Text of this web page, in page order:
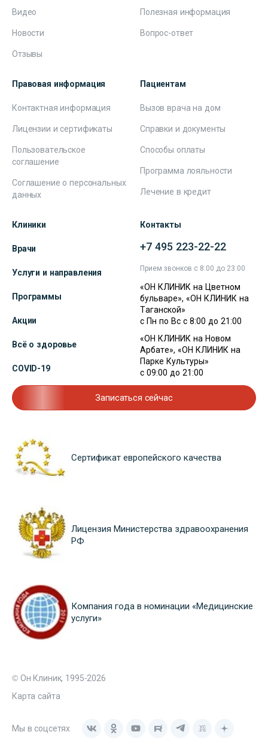
Видео
Новости
Отзывы
Полезная информация
Вопрос-ответ
Правовая информация
Контактная информация
Лицензии и сертификаты
Пользовательское
соглашение
Соглашение о персональных
данных
Пациентам
Вызов врача на дом
Справки и документы
Способы оплаты
Программа лояльности
Лечение в кредит
Клиники
Врачи
Услуги и направления
Программы
Акции
Всё о здоровье
COVID-19
Контакты
+7 495 223-22-22
Прием звонков с 8:00 до 23:00
«ОН КЛИНИК на Цветном
бульваре», «ОН КЛИНИК на
Таганской»
с Пн по Вс с 8:00 до 21:00
«ОН КЛИНИК на Новом
Арбате», «ОН КЛИНИК на
Парке Культуры»
с 09:00 до 21:00
Записаться сейчас
Сертификат европейского качества
Лицензия Министерства здравоохранения
РФ
Компания года в номинации «Медицинские
услуги»
© Он Клиник, 1995-2026
Карта сайта
Мы в соцсетях